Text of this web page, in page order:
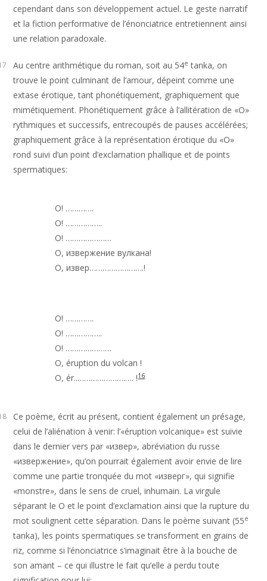
cependant dans son développement actuel. Le geste narratif
et la fiction performative de l’énonciatrice entretiennent ainsi
une relation paradoxale.
Au centre arithmétique du roman, soit au 54e tanka, on
trouve le point culminant de l’amour, dépeint comme une
extase érotique, tant phonétiquement, graphiquement que
mimétiquement. Phonétiquement grâce à l’allitération de «O»
rythmiques et successifs, entrecoupés de pauses accélérées;
graphiquement grâce à la représentation érotique du «O»
rond suivi d’un point d’exclamation phallique et de points
spermatiques:
О! ………….
О! ……………..
О! …………………
О, извержение вулкана!
О, извер…………………….!
О! ………….
О! ……………..
О! …………………
О, éruption du volcan !
О, ér..………………….…. !16
Ce poème, écrit au présent, contient également un présage,
celui de l’aliénation à venir: l’«éruption volcanique» est suivie
dans le dernier vers par «извер», abréviation du russe
«извержение», qu’on pourrait également avoir envie de lire
comme une partie tronquée du mot «изверг», qui signifie
«monstre», dans le sens de cruel, inhumain. La virgule
séparant le O et le point d’exclamation ainsi que la rupture du
mot soulignent cette séparation. Dans le poème suivant (55e
tanka), les points spermatiques se transforment en grains de
riz, comme si l’énonciatrice s’imaginait être à la bouche de
son amant – ce qui illustre le fait qu’elle a perdu toute